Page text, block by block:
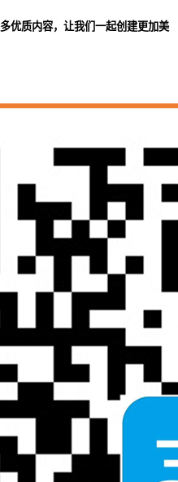
优质内容，让我们一起创建更加美